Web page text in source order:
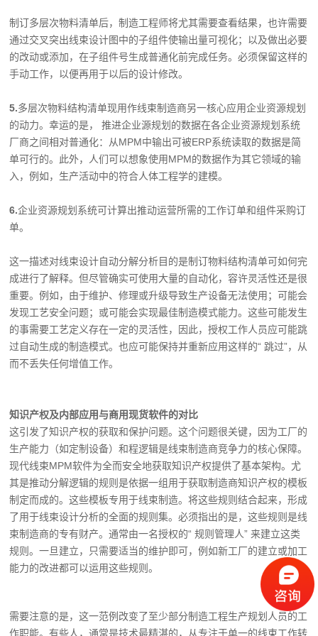
制订多层次物料清单后，制造工程师将尤其需要查看结果，也许需要
通过交叉突出线束设计图中的子组件使输出量可视化；以及做出必要
的改动或添加，在子组件号生成普通化前完成任务。必须保留这样的
手动工作，以便再用于以后的设计修改。
5.多层次物料结构清单现用作线束制造商另一核心应用企业资源规划
的动力。幸运的是， 推进企业源规划的数据在各企业资源规划系统
厂商之间相对普通化：从MPM中输出可被ERP系统读取的数据是简
单可行的。此外，人们可以想象使用MPM的数据作为其它领域的输
入，例如，生产活动中的符合人体工程学的建模。
6.企业资源规划系统可计算出推动运营所需的工作订单和组件采购订
单。
这一描述对线束设计自动分解分析目的是制订物料结构清单可如何完
成进行了解释。但尽管确实可使用大量的自动化，容许灵活性还是很
重要。例如，由于维护、修理或升级导致生产设备无法使用；可能会
发现工艺安全问题；或可能会实现最佳制造模式能力。这些可能发生
的事需要工艺定义存在一定的灵活性，因此，授权工作人员应可能跳
过自动生成的制造模式。也应可能保持并重新应用这样的“ 跳过”，从
而不丢失任何增值工作。
知识产权及内部应用与商用现货软件的对比
这引发了知识产权的获取和保护问题。这个问题很关键，因为工厂的
生产能力（如定制设备）和程逻辑是线束制造商竞争力的核心保障。
现代线束MPM软件为全而安全地获取知识产权提供了基本架构。尤
其是推动分解逻辑的规则是依据一组用于获取制造商知识产权的模板
制定而成的。这些模板专用于线束制造。将这些规则结合起来，形成
了用于线束设计分析的全面的规则集。必须指出的是，这些规则是线
束制造商的专有财产。通常由一名授权的“ 规则管理人” 来建立这类
规则。一旦建立，只需要适当的维护即可，例如新工厂的建立或加工
能力的改进都可以运用这些规则。
需要注意的是，这一范例改变了至少部分制造工程生产规划人员的工
作职能。有些人，通常是技术最精湛的，从专注于单一的线束工作转